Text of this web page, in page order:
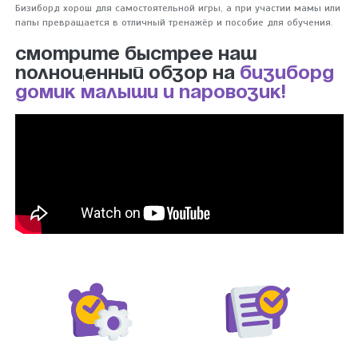
Бизиборд хорош для самостоятельной игры, а при участии мамы или
папы превращается в отличный тренажёр и пособие для обучения.
Смотрите быстрее наш
полноценный обзор на бизиборд
домик Малыши и паровозик!